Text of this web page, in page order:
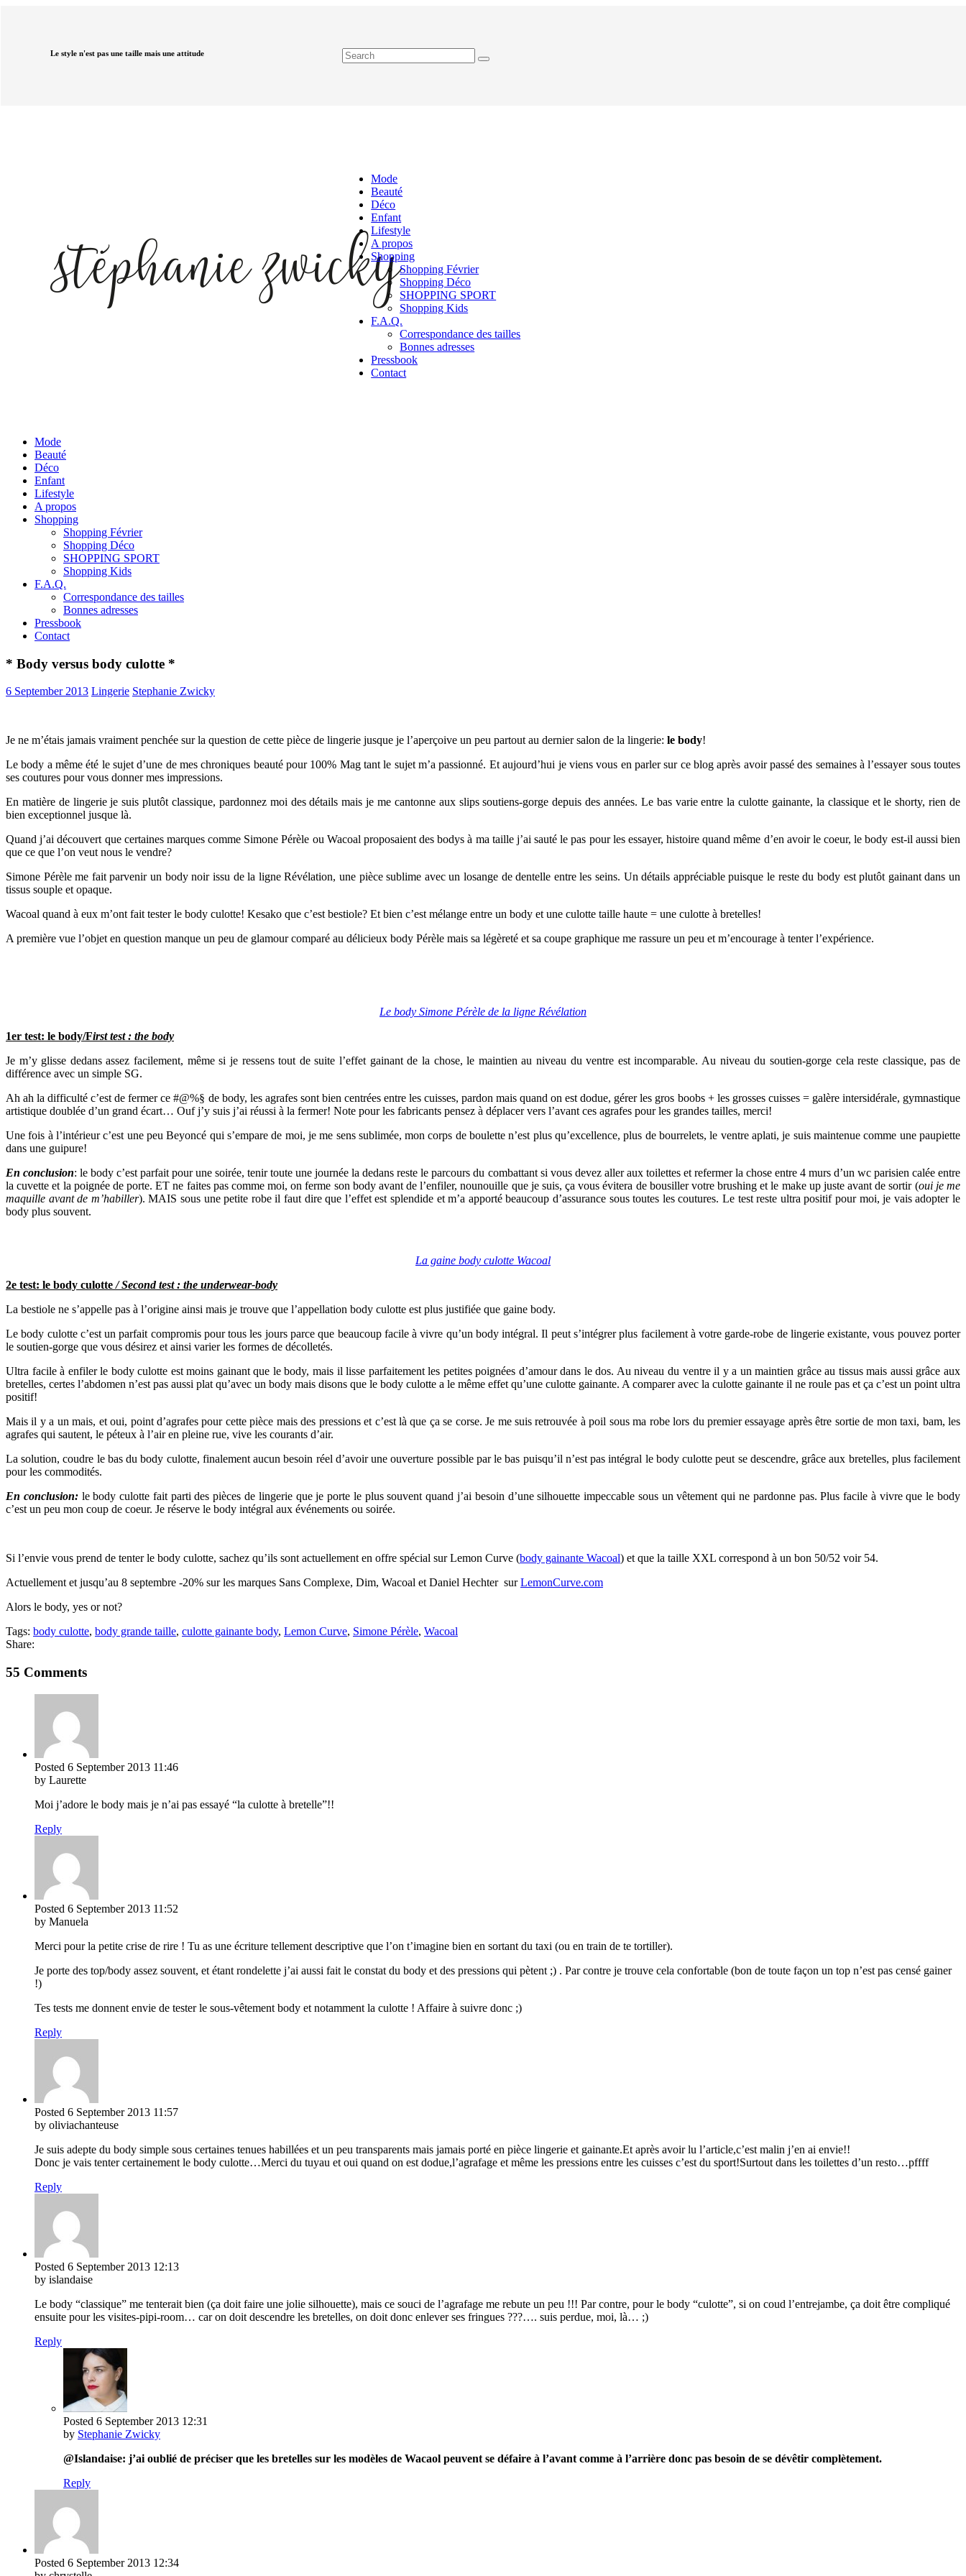
Le style n'est pas une taille mais une attitude
Mode
Beauté
Déco
Enfant
Lifestyle
A propos
Shopping
Shopping Février
Shopping Déco
SHOPPING SPORT
Shopping Kids
F.A.Q.
Correspondance des tailles
Bonnes adresses
Pressbook
Contact
Mode
Beauté
Déco
Enfant
Lifestyle
A propos
Shopping
Shopping Février
Shopping Déco
SHOPPING SPORT
Shopping Kids
F.A.Q.
Correspondance des tailles
Bonnes adresses
Pressbook
Contact
* Body versus body culotte *
6 September 2013 Lingerie Stephanie Zwicky
Je ne m’étais jamais vraiment penchée sur la question de cette pièce de lingerie jusque je l’aperçoive un peu partout au dernier salon de la lingerie: le body!
Le body a même été le sujet d’une de mes chroniques beauté pour 100% Mag tant le sujet m’a passionné. Et aujourd’hui je viens vous en parler sur ce blog après avoir passé des semaines à l’essayer sous toutes
ses coutures pour vous donner mes impressions.
En matière de lingerie je suis plutôt classique, pardonnez moi des détails mais je me cantonne aux slips soutiens-gorge depuis des années. Le bas varie entre la culotte gainante, la classique et le shorty, rien de
bien exceptionnel jusque là.
Quand j’ai découvert que certaines marques comme Simone Pérèle ou Wacoal proposaient des bodys à ma taille j’ai sauté le pas pour les essayer, histoire quand même d’en avoir le coeur, le body est-il aussi bien
que ce que l’on veut nous le vendre?
Simone Pérèle me fait parvenir un body noir issu de la ligne Révélation, une pièce sublime avec un losange de dentelle entre les seins. Un détails appréciable puisque le reste du body est plutôt gainant dans un
tissus souple et opaque.
Wacoal quand à eux m’ont fait tester le body culotte! Kesako que c’est bestiole? Et bien c’est mélange entre un body et une culotte taille haute = une culotte à bretelles!
A première vue l’objet en question manque un peu de glamour comparé au délicieux body Pérèle mais sa légèreté et sa coupe graphique me rassure un peu et m’encourage à tenter l’expérience.
Le body Simone Pérèle de la ligne Révélation
1er test: le body/First test : the body
Je m’y glisse dedans assez facilement, même si je ressens tout de suite l’effet gainant de la chose, le maintien au niveau du ventre est incomparable. Au niveau du soutien-gorge cela reste classique, pas de
différence avec un simple SG.
Ah ah la difficulté c’est de fermer ce #@%§ de body, les agrafes sont bien centrées entre les cuisses, pardon mais quand on est dodue, gérer les gros boobs + les grosses cuisses = galère intersidérale, gymnastique
artistique doublée d’un grand écart… Ouf j’y suis j’ai réussi à la fermer! Note pour les fabricants pensez à déplacer vers l’avant ces agrafes pour les grandes tailles, merci!
Une fois à l’intérieur c’est une peu Beyoncé qui s’empare de moi, je me sens sublimée, mon corps de boulette n’est plus qu’excellence, plus de bourrelets, le ventre aplati, je suis maintenue comme une paupiette
dans une guipure!
En conclusion: le body c’est parfait pour une soirée, tenir toute une journée la dedans reste le parcours du combattant si vous devez aller aux toilettes et refermer la chose entre 4 murs d’un wc parisien calée entre
la cuvette et la poignée de porte. ET ne faites pas comme moi, on ferme son body avant de l’enfiler, nounouille que je suis, ça vous évitera de bousiller votre brushing et le make up juste avant de sortir (oui je me
maquille avant de m’habiller). MAIS sous une petite robe il faut dire que l’effet est splendide et m’a apporté beaucoup d’assurance sous toutes les coutures. Le test reste ultra positif pour moi, je vais adopter le
body plus souvent.
La gaine body culotte Wacoal
2e test: le body culotte/ Second test : the underwear-body
La bestiole ne s’appelle pas à l’origine ainsi mais je trouve que l’appellation body culotte est plus justifiée que gaine body.
Le body culotte c’est un parfait compromis pour tous les jours parce que beaucoup facile à vivre qu’un body intégral. Il peut s’intégrer plus facilement à votre garde-robe de lingerie existante, vous pouvez porter
le soutien-gorge que vous désirez et ainsi varier les formes de décolletés.
Ultra facile à enfiler le body culotte est moins gainant que le body, mais il lisse parfaitement les petites poignées d’amour dans le dos. Au niveau du ventre il y a un maintien grâce au tissus mais aussi grâce aux
bretelles, certes l’abdomen n’est pas aussi plat qu’avec un body mais disons que le body culotte a le même effet qu’une culotte gainante. A comparer avec la culotte gainante il ne roule pas et ça c’est un point ultra
positif!
Mais il y a un mais, et oui, point d’agrafes pour cette pièce mais des pressions et c’est là que ça se corse. Je me suis retrouvée à poil sous ma robe lors du premier essayage après être sortie de mon taxi, bam, les
agrafes qui sautent, le péteux à l’air en pleine rue, vive les courants d’air.
La solution, coudre le bas du body culotte, finalement aucun besoin réel d’avoir une ouverture possible par le bas puisqu’il n’est pas intégral le body culotte peut se descendre, grâce aux bretelles, plus facilement
pour les commodités.
En conclusion:le body culotte fait parti des pièces de lingerie que je porte le plus souvent quand j’ai besoin d’une silhouette impeccable sous un vêtement qui ne pardonne pas. Plus facile à vivre que le body
c’est un peu mon coup de coeur. Je réserve le body intégral aux événements ou soirée.
Si l’envie vous prend de tenter le body culotte, sachez qu’ils sont actuellement en offre spécial sur Lemon Curve (body gainante Wacoal) et que la taille XXL correspond à un bon 50/52 voir 54.
Actuellement et jusqu’au 8 septembre -20% sur les marques Sans Complexe, Dim, Wacoal et Daniel Hechter surLemonCurve.com
Alors le body, yes or not?
Tags: body culotte, body grande taille, culotte gainante body, Lemon Curve, Simone Pérèle, Wacoal
Share:
55 Comments
Posted 6 September 2013 11:46
by Laurette
Moi j’adore le body mais je n’ai pas essayé “la culotte à bretelle”!!
Reply
Posted 6 September 2013 11:52
by Manuela
Merci pour la petite crise de rire ! Tu as une écriture tellement descriptive que l’on t’imagine bien en sortant du taxi (ou en train de te tortiller).
Je porte des top/body assez souvent, et étant rondelette j’ai aussi fait le constat du body et des pressions qui pètent ;) . Par contre je trouve cela confortable (bon de toute façon un top n’est pas censé gainer
!)
Tes tests me donnent envie de tester le sous-vêtement body et notamment la culotte ! Affaire à suivre donc ;)
Reply
Posted 6 September 2013 11:57
by oliviachanteuse
Je suis adepte du body simple sous certaines tenues habillées et un peu transparents mais jamais porté en pièce lingerie et gainante.Et après avoir lu l’article,c’est malin j’en ai envie!!
Donc je vais tenter certainement le body culotte…Merci du tuyau et oui quand on est dodue,l’agrafage et même les pressions entre les cuisses c’est du sport!Surtout dans les toilettes d’un resto…pffff
Reply
Posted 6 September 2013 12:13
by islandaise
Le body “classique” me tenterait bien (ça doit faire une jolie silhouette), mais ce souci de l’agrafage me rebute un peu !!! Par contre, pour le body “culotte”, si on coud l’entrejambe, ça doit être compliqué
ensuite pour les visites-pipi-room… car on doit descendre les bretelles, on doit donc enlever ses fringues ???…. suis perdue, moi, là… ;)
Reply
Posted 6 September 2013 12:31
by Stephanie Zwicky
@Islandaise: j’ai oublié de préciser que les bretelles sur les modèles de Wacaol peuvent se défaire à l’avant comme à l’arrière donc pas besoin de se dévêtir complètement.
Reply
Posted 6 September 2013 12:34